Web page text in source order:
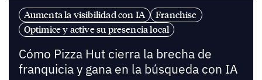
Aumenta la visibilidad con IA
Franchise
Optimice y active su presencia local
Cómo Pizza Hut cierra la brecha de
franquicia y gana en la búsqueda con IA